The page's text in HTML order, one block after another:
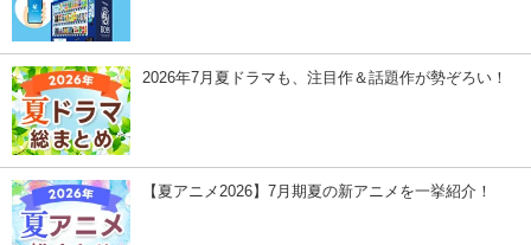
2026年7月夏ドラマも、注目作＆話題作が勢ぞろい！
【夏アニメ2026】7月期夏の新アニメを一挙紹介！